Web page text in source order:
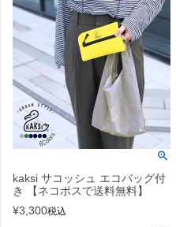
kaksi サコッシュ エコバッグ付
き 【ネコポスで送料無料】
¥3,300税込